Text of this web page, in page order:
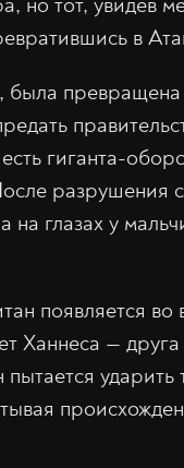
в
превращена
гиганта-
разрушения
глазах у
появляется
Ханнеса —